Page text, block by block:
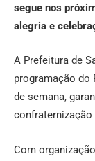
segue nos
alegria e
A Prefeitura de
programação do
de semana,
confraternização
Com